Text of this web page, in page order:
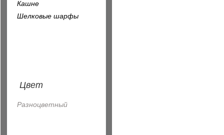
Кашне
Шелковые шарфы
Цвет
Разноцветный